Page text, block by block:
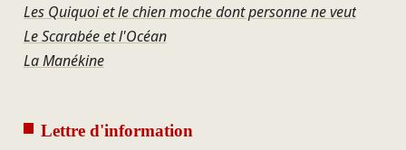
Les Quiquoi et le chien moche dont personne ne veut
Le Scarabée et l'Océan
La Manékine
Lettre d'information